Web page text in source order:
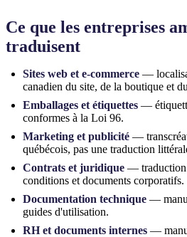
Ce que les entreprises
traduisent
Sites web et e-commerce —
canadien du site, de la boutique et
Emballages et étiquettes —
conformes à la Loi 96.
Marketing et publicité —
québécois, pas une traduction
Contrats et juridique — traduction
conditions et documents corporatifs.
Documentation technique —
guides d'utilisation.
RH et documents internes —